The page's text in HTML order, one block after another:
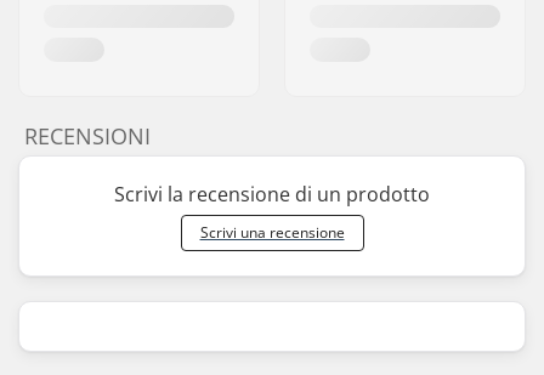
RECENSIONI
Scrivi la recensione di un prodotto
Scrivi una recensione